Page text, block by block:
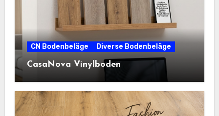
CN Bodenbeläge Diverse Bodenbeläge
CasaNova Vinylboden